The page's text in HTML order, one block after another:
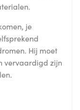
je
Hij moet
vervaardigd zijn